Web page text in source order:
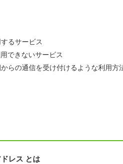
るサービス
できないサービス
らの通信を受け付けるような利用方
レス とは